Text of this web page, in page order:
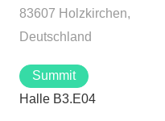
83607 Holzkirchen,
Deutschland
Summit
Halle B3.E04